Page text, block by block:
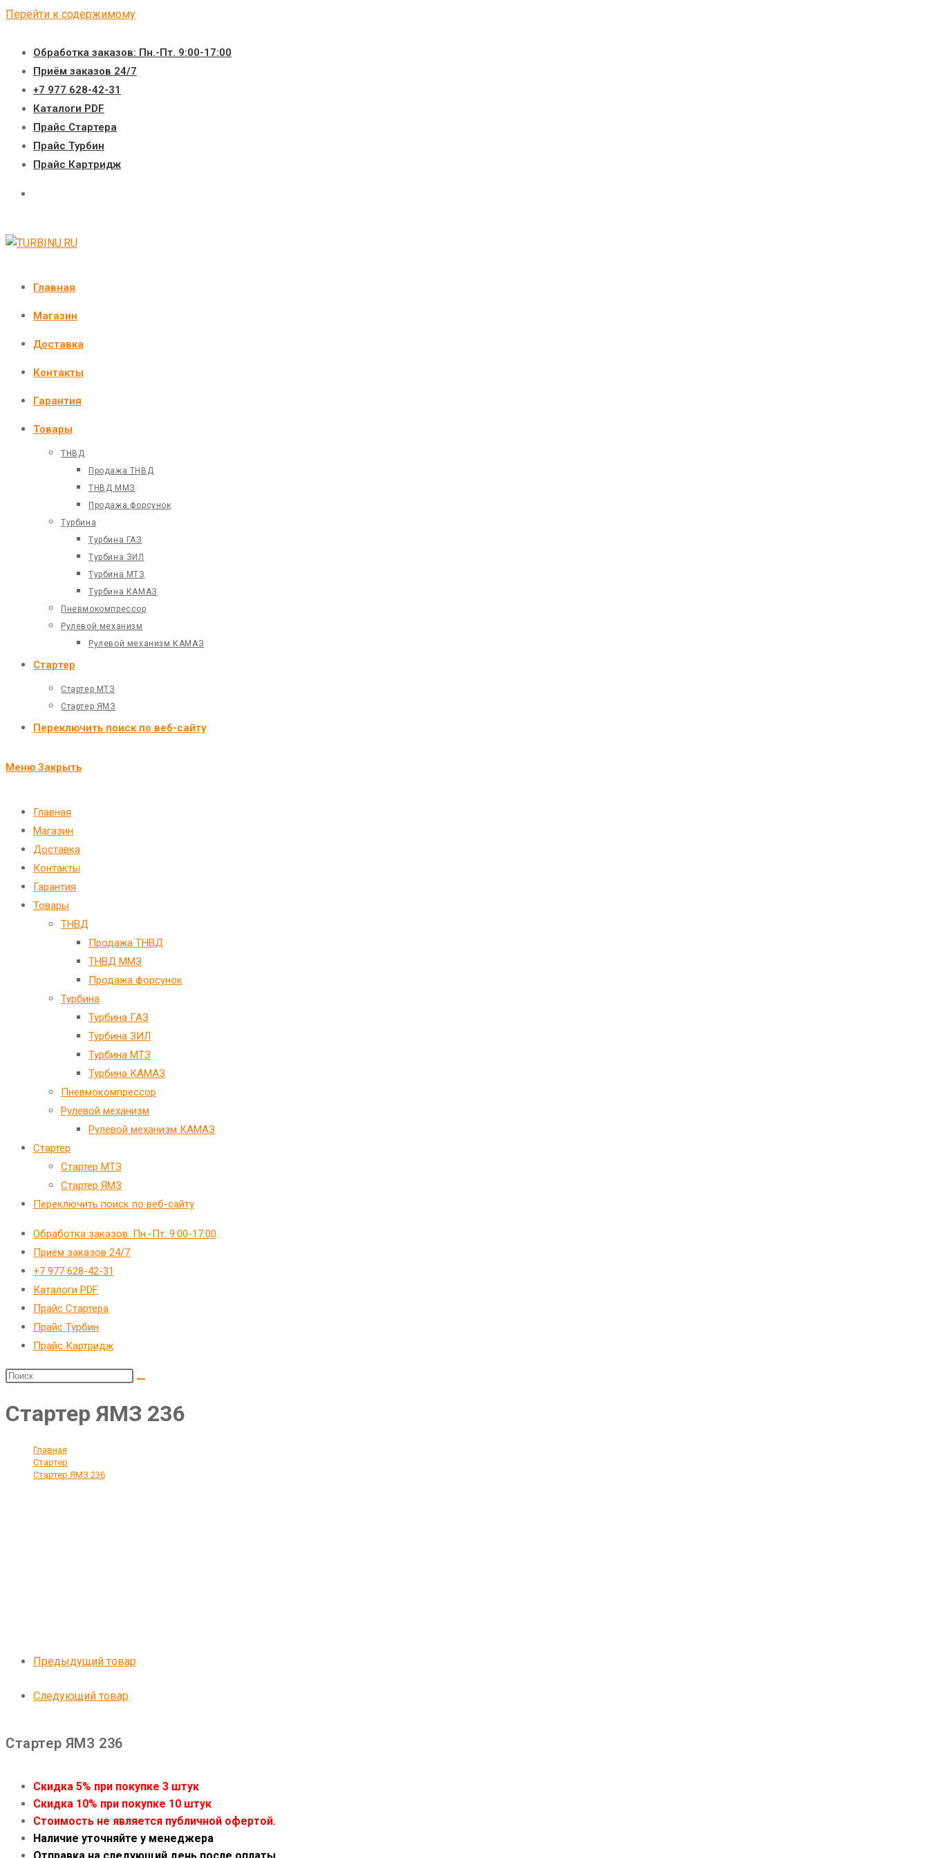
Перейти к содержимому
Обработка заказов: Пн.-Пт. 9:00-17:00
Приём заказов 24/7
+7 977 628-42-31
Каталоги PDF
Прайс Стартера
Прайс Турбин
Прайс Картридж
Главная
Магазин
Доставка
Контакты
Гарантия
Товары
ТНВД
Продажа ТНВД
ТНВД ММЗ
Продажа форсунок
Турбина
Турбина ГАЗ
Турбина ЗИЛ
Турбина МТЗ
Турбина КАМАЗ
Пневмокомпрессор
Рулевой механизм
Рулевой механизм КАМАЗ
Стартер
Стартер МТЗ
Стартер ЯМЗ
Переключить поиск по веб-сайту
Меню Закрыть
Главная
Магазин
Доставка
Контакты
Гарантия
Товары
ТНВД
Продажа ТНВД
ТНВД ММЗ
Продажа форсунок
Турбина
Турбина ГАЗ
Турбина ЗИЛ
Турбина МТЗ
Турбина КАМАЗ
Пневмокомпрессор
Рулевой механизм
Рулевой механизм КАМАЗ
Стартер
Стартер МТЗ
Стартер ЯМЗ
Переключить поиск по веб-сайту
Обработка заказов: Пн.-Пт. 9:00-17:00
Приём заказов 24/7
+7 977 628-42-31
Каталоги PDF
Прайс Стартера
Прайс Турбин
Прайс Картридж
Стартер ЯМЗ 236
Главная
Стартер
Стартер ЯМЗ 236
Предыдущий товар
Следующий товар
Стартер ЯМЗ 236
Скидка 5% при покупке 3 штук
Скидка 10% при покупке 10 штук
Стоимость не является публичной офертой.
Наличие уточняйте у менеджера